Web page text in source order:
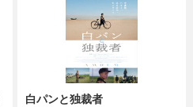
白パンと独裁者